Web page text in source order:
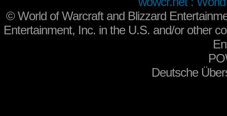
©World of Warcraft and Blizzard
Entertainment, Inc. in the U.S. and/or other
Deutsche